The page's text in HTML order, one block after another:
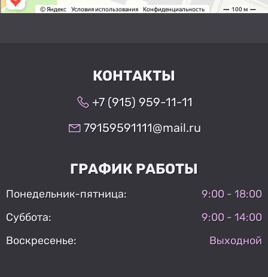
КОНТАКТЫ
+7 (915) 959-11-11
79159591111@mail.ru
ГРАФИК РАБОТЫ
Понедельник-пятница:
9:00 - 18:00
Суббота:
9:00 - 14:00
Воскресенье:
Выходной